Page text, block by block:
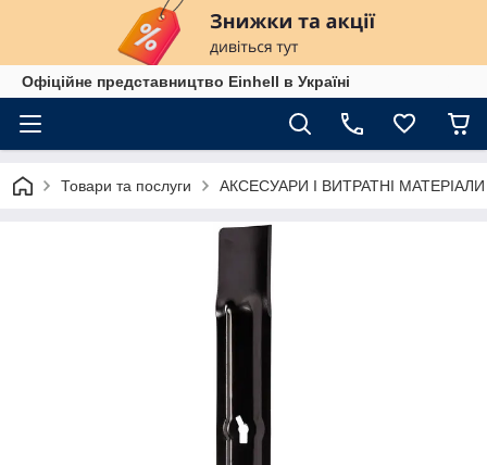
Офіційне представництво Einhell в Україні
Товари та послуги АКСЕСУАРИ І ВИТРАТНІ МАТЕРІАЛИ